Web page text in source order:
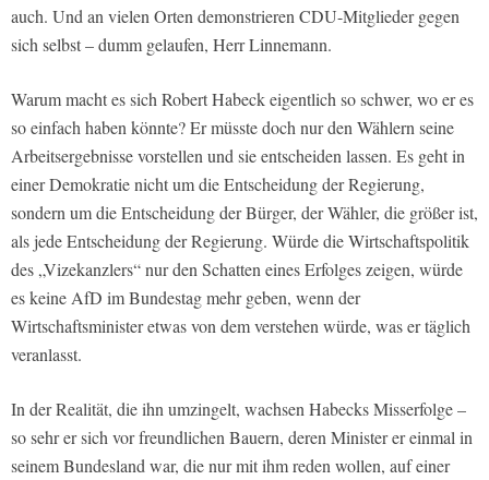
auch. Und an vielen Orten demonstrieren CDU-Mitglieder gegen
sich selbst – dumm gelaufen, Herr Linnemann.
Warum macht es sich Robert Habeck eigentlich so schwer, wo er es
so einfach haben könnte? Er müsste doch nur den Wählern seine
Arbeitsergebnisse vorstellen und sie entscheiden lassen. Es geht in
einer Demokratie nicht um die Entscheidung der Regierung,
sondern um die Entscheidung der Bürger, der Wähler, die größer ist,
als jede Entscheidung der Regierung. Würde die Wirtschaftspolitik
des „Vizekanzlers“ nur den Schatten eines Erfolges zeigen, würde
es keine AfD im Bundestag mehr geben, wenn der
Wirtschaftsminister etwas von dem verstehen würde, was er täglich
veranlasst.
In der Realität, die ihn umzingelt, wachsen Habecks Misserfolge –
so sehr er sich vor freundlichen Bauern, deren Minister er einmal in
seinem Bundesland war, die nur mit ihm reden wollen, auf einer